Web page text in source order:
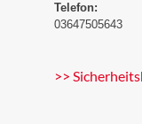
Telefon:
03647505643
>>